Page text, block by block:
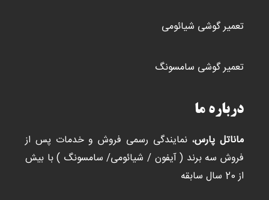
تعمیر گوشی شیائومی
تعمیر گوشی سامسونگ
درباره ما
ماناتل پارس، نمایندگی رسمی فروش و خدمات پس از
فروش سه برند ( آیفون / شیائومی/ سامسونگ ) با بیش
از 20 سال سابقه